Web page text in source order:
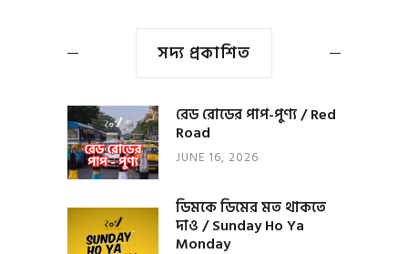
সদ্য প্রকাশিত
রেড রোডের পাপ-পুণ্য / Red
Road
JUNE 16, 2026
ডিমকে ডিমের মত থাকতে
দাও / Sunday Ho Ya
Monday